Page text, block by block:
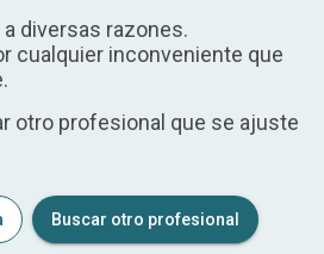
diversas razones.
cualquier inconveniente que
otro profesional que se ajuste
Buscar otro profesional